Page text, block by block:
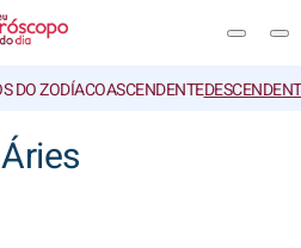
DO ZODÍACOASCENDENTE